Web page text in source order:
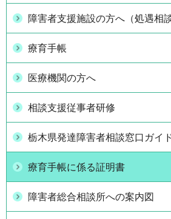
障害者支援施設の方へ（処遇相談
療育手帳
医療機関の方へ
相談支援従事者研修
栃木県発達障害者相談窓口ガイ
療育手帳に係る証明書
障害者総合相談所への案内図